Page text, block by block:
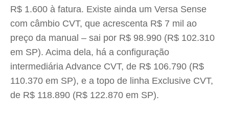
R$ 1.600 à fatura. Existe ainda um Versa Sense
com câmbio CVT, que acrescenta R$ 7 mil ao
preço da manual – sai por R$ 98.990 (R$ 102.310
em SP). Acima dela, há a configuração
intermediária Advance CVT, de R$ 106.790 (R$
110.370 em SP), e a topo de linha Exclusive CVT,
de R$ 118.890 (R$ 122.870 em SP).